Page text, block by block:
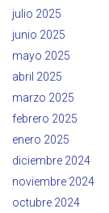
julio 2025
junio 2025
mayo 2025
abril 2025
marzo 2025
febrero 2025
enero 2025
diciembre 2024
noviembre 2024
octubre 2024